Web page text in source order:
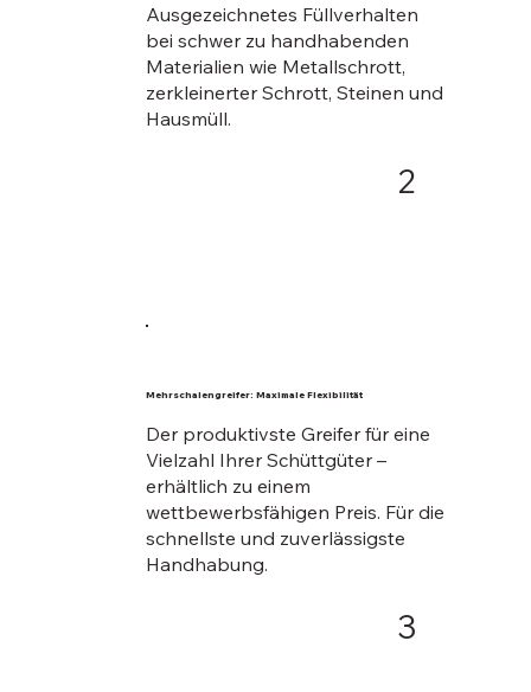
Ausgezeichnetes Füllverhalten
bei schwer zu handhabenden
Materialien wie Metallschrott,
zerkleinerter Schrott, Steinen und
Hausmüll.
2
Mehrschalengreifer: Maximale Flexibilität
Der produktivste Greifer für eine
Vielzahl Ihrer Schüttgüter –
erhältlich zu einem
wettbewerbsfähigen Preis. Für die
schnellste und zuverlässigste
Handhabung.
3